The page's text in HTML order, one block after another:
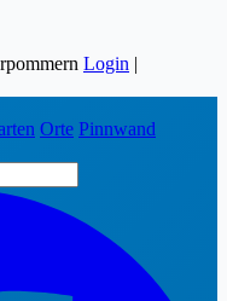
Login |
Orte Pinnwand